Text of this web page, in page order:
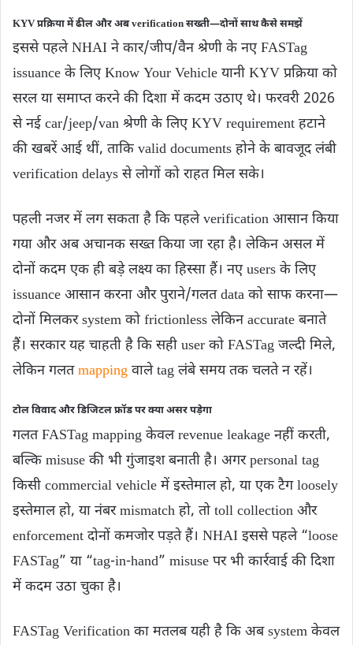
KYV प्रक्रिया में ढील और अब verification सख्ती—दोनों साथ कैसे समझें
इससे पहले NHAI ने कार/जीप/वैन श्रेणी के नए FASTag
issuance के लिए Know Your Vehicle यानी KYV प्रक्रिया को
सरल या समाप्त करने की दिशा में कदम उठाए थे। फरवरी 2026
से नई car/jeep/van श्रेणी के लिए KYV requirement हटाने
की खबरें आई थीं, ताकि valid documents होने के बावजूद लंबी
verification delays से लोगों को राहत मिल सके।
पहली नजर में लग सकता है कि पहले verification आसान किया
गया और अब अचानक सख्त किया जा रहा है। लेकिन असल में
दोनों कदम एक ही बड़े लक्ष्य का हिस्सा हैं। नए users के लिए
issuance आसान करना और पुराने/गलत data को साफ करना—
दोनों मिलकर system को frictionless लेकिन accurate बनाते
हैं। सरकार यह चाहती है कि सही user को FASTag जल्दी मिले,
लेकिन गलतmapping वाले tag लंबे समय तक चलते न रहें।
टोल विवाद और डिजिटल फ्रॉड पर क्या असर पड़ेगा
गलत FASTag mapping केवल revenue leakage नहीं करती,
बल्कि misuse की भी गुंजाइश बनाती है। अगर personal tag
किसी commercial vehicle में इस्तेमाल हो, या एक टैग loosely
इस्तेमाल हो, या नंबर mismatch हो, तो toll collection और
enforcement दोनों कमजोर पड़ते हैं। NHAI इससे पहले “loose
FASTag” या “tag-in-hand” misuse पर भी कार्रवाई की दिशा
में कदम उठा चुका है।
FASTag Verification का मतलब यही है कि अब system केवल